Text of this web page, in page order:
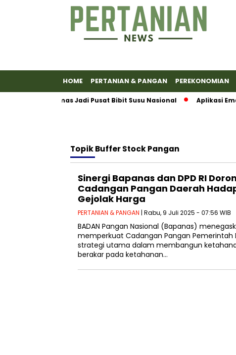
HOME PERTANIAN & PANGAN PEREKONOMIAN
Banyumas Jadi Pusat Bibit Susu Nasional Aplikasi Emas
TopikBuffer Stock Pangan
Sinergi Bapanas dan DPD RI
Cadangan Pangan Daerah
Gejolak Harga
PERTANIAN & PANGAN | Rabu, 9 Juli 2025 - 07:56 WIB
BADAN Pangan Nasional (Bapanas)
memperkuat Cadangan Pangan Pemerintah
strategi utama dalam membangun
berakar pada ketahanan…